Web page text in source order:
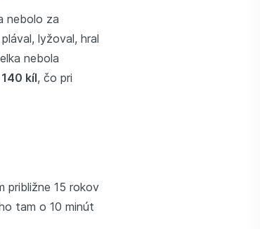
nebolo za
lyžoval, hral
nebola
kíl, čo pri
približne 15 rokov
tam o 10 minút